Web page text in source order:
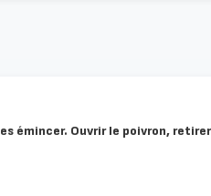
émincer. Ouvrir le poivron,